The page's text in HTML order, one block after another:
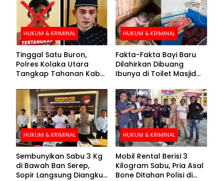
HUKUM & KRIMINAL
Tinggal Satu Buron,
Polres Kolaka Utara
Tangkap Tahanan Kabur
Pengejaran
HUKUM & KRIMINAL
Fakta-Fakta Bayi Baru
Dilahirkan Dibuang
Ibunya di Toilet Masjid
HUKUM & KRIMINAL
Sembunyikan Sabu 3 Kg
di Bawah Ban Serep,
Sopir Langsung Diangkut
HUKUM & KRIMINAL
Mobil Rental Berisi 3
Kilogram Sabu, Pria Asal
Bone Ditahan Polisi di